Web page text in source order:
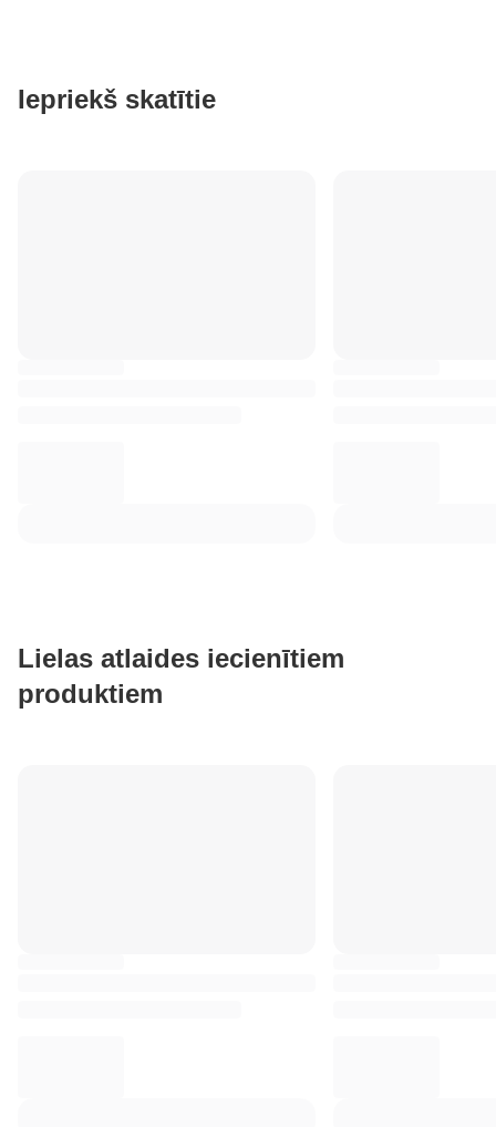
Iepriekš skatītie
Lielas atlaides iecienītiem
produktiem